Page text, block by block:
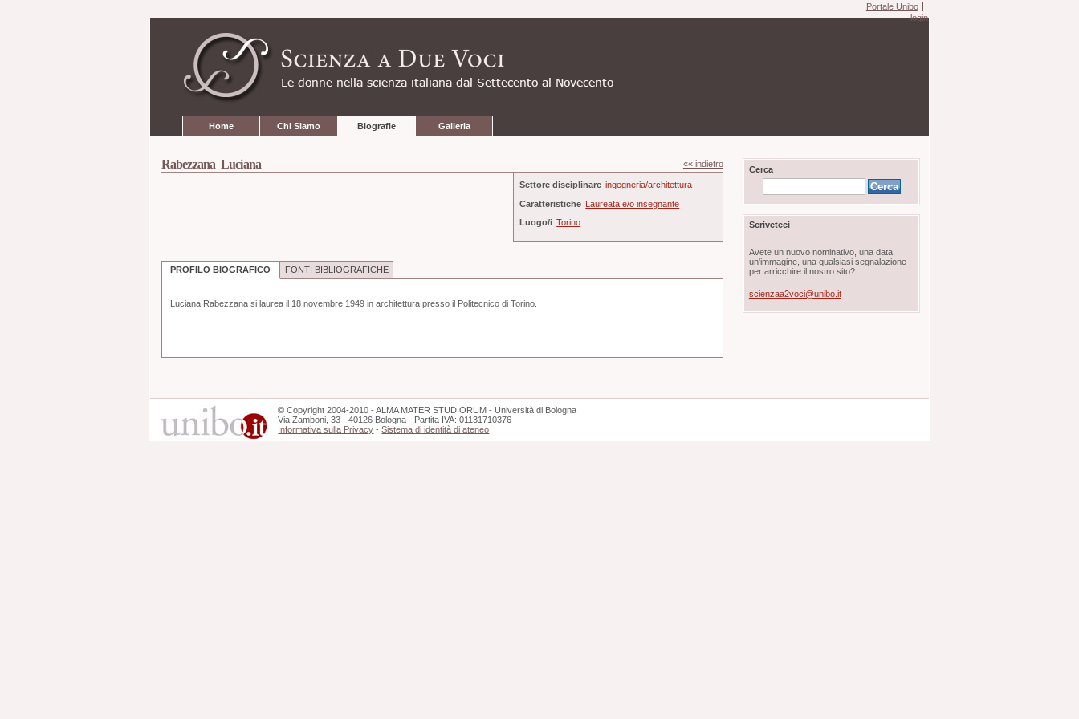
contenuti.
navigazione
Portale Unibo
login
Home Chi Siamo Biografie Galleria
Rabezzana Luciana «« indietro
Settore disciplinare ingegneria/architettura
Caratteristiche Laureata e/o insegnante
Luogo/i Torino
PROFILO BIOGRAFICO FONTI BIBLIOGRAFICHE
Luciana Rabezzana si laurea il 18 novembre 1949 in architettura presso il Politecnico di Torino.
Cerca
Scriveteci
Avete un nuovo nominativo, una data,
un'immagine, una qualsiasi segnalazione
per arricchire il nostro sito?
scienzaa2voci@unibo.it
©Copyright 2004-2010 - ALMA MATER STUDIORUM - Università di Bologna
Via Zamboni, 33 - 40126 Bologna - Partita IVA: 01131710376
Informativa sulla Privacy -Sistema di identità di ateneo